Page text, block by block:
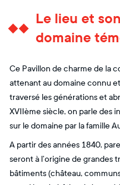
Le lieu et
domaine
Ce Pavillon de charme de la
attenant au domaine connu
traversé les générations et
XVIIème siècle, on parle des
sur le domaine par la famille
A partir des années 1840,
seront à l’origine de grandes
bâtiments (château,